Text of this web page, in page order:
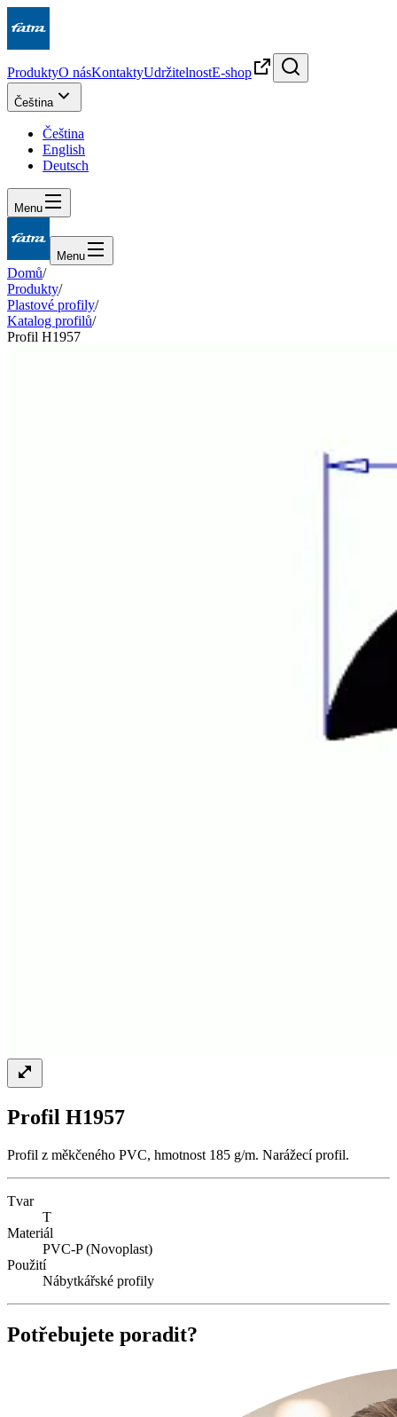
ProduktyO násKontaktyUdržitelnostE-shop
Čeština
Čeština
English
Deutsch
Menu
Menu
Domů/
Produkty/
Plastové profily/
Katalog profilů/
Profil H1957
Profil H1957
Profil z měkčeného PVC, hmotnost 185 g/m. Narážecí profil.
Tvar
T
Materiál
PVC-P (Novoplast)
Použití
Nábytkářské profily
Potřebujete poradit?